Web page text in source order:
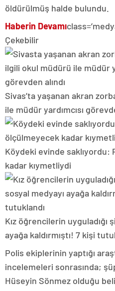
öldürülmüş halde bulundu.
Haberin Devamı
Çekebilir
Sivas’ta yaşanan akran
ile müdür yardımcısı
Köydeki evinde saklıyordu:
kadar kıymetliydi
Kız öğrencilerin uyguladığı
ayağa kaldırmıştı! 7 kişi
Polis ekiplerinin yaptığı
incelemeleri sonrasında;
Hüseyin Sönmez olduğu